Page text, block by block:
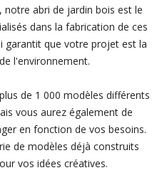
abri de jardin bois est le
dans la fabrication de ces
garantit que votre projet est la
l'environnement.
de 1 000 modèles différents
vous aurez également de
en fonction de vos besoins.
de modèles déjà construits
vos idées créatives.